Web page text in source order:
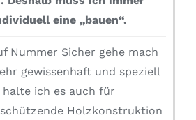
eine „bauen“.
Nummer Sicher gehe mach
gewissenhaft und speziell
halte ich es auch für
Holzkonstruktion